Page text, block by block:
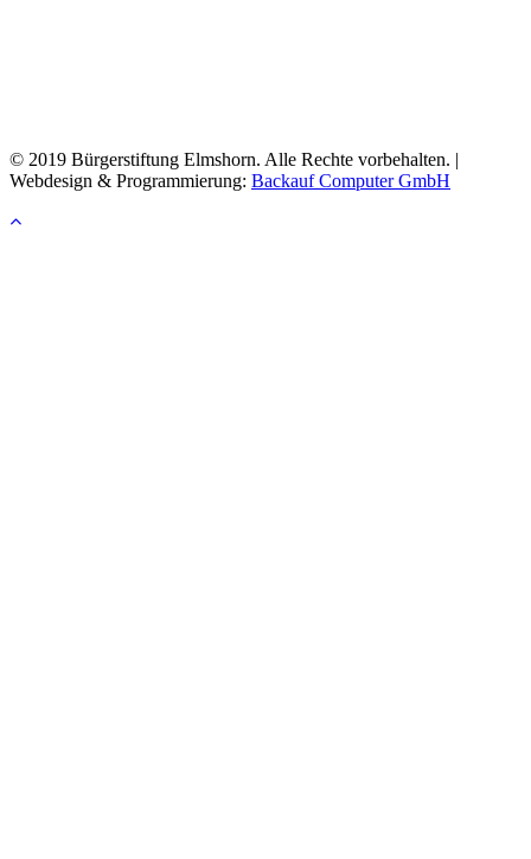
© 2019 Bürgerstiftung Elmshorn. Alle Rechte vorbehalten. |
Webdesign & Programmierung: Backauf Computer GmbH